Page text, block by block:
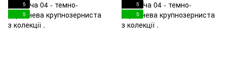
5
5
5
5